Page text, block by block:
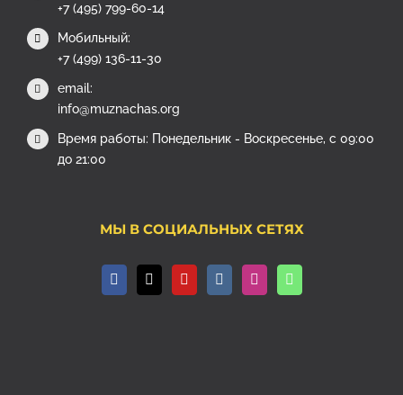
+7 (495) 799-60-14
Мобильный:
+7 (499) 136-11-30
email:
info@muznachas.org
Время работы: Понедельник - Воскресенье, с 09:00
до 21:00
МЫ В СОЦИАЛЬНЫХ СЕТЯХ